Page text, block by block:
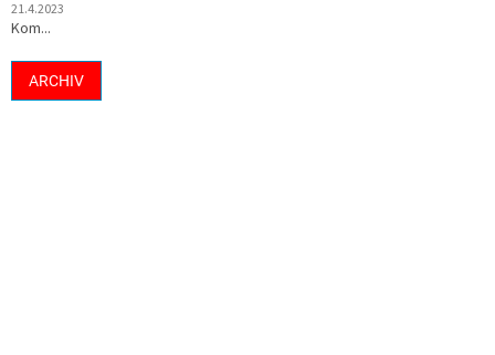
21.4.2023
Kom...
ARCHIV